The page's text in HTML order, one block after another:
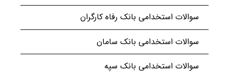
سوالات استخدامی بانک رفاه کارگران
سوالات استخدامی بانک سامان
سوالات استخدامی بانک سپه